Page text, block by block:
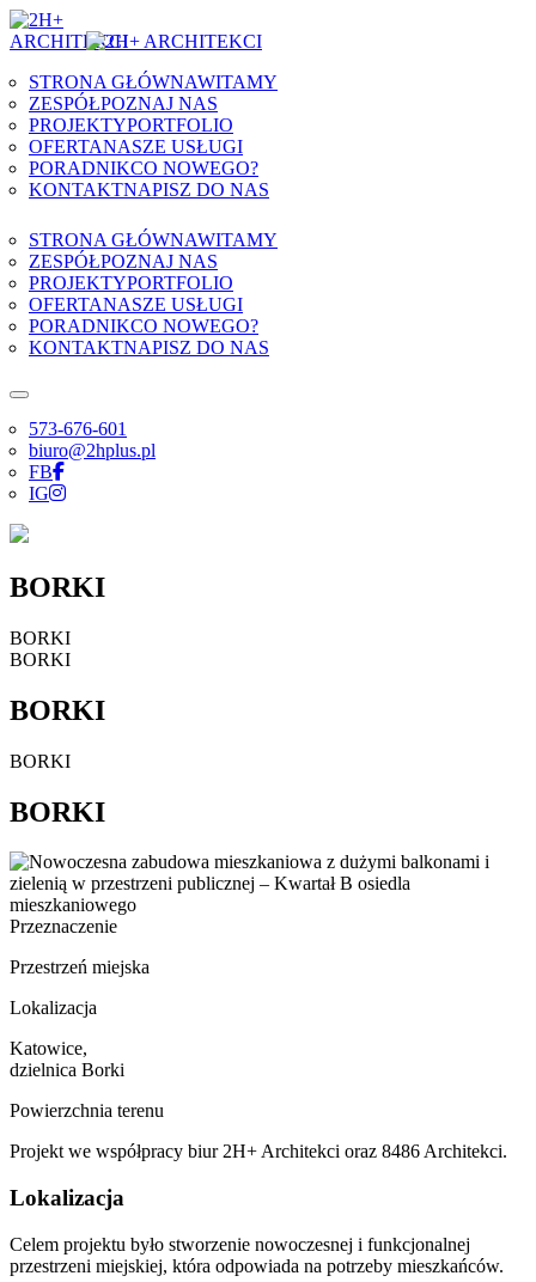
Skip to content
STRONA GŁÓWNAWITAMY
ZESPÓŁPOZNAJ NAS
PROJEKTYPORTFOLIO
OFERTANASZE USŁUGI
PORADNIKCO NOWEGO?
KONTAKTNAPISZ DO NAS
STRONA GŁÓWNAWITAMY
ZESPÓŁPOZNAJ NAS
PROJEKTYPORTFOLIO
OFERTANASZE USŁUGI
PORADNIKCO NOWEGO?
KONTAKTNAPISZ DO NAS
573-676-601
biuro@2hplus.pl
FB
IG
BORKI
BORKI
BORKI
BORKI
BORKI
BORKI
Przeznaczenie
Przestrzeń miejska
Lokalizacja
Katowice,
dzielnica Borki
Powierzchnia terenu
Projekt we współpracy biur 2H+ Architekci oraz 8486 Architekci.
Lokalizacja
Celem projektu było stworzenie nowoczesnej i funkcjonalnej
przestrzeni miejskiej, która odpowiada na potrzeby mieszkańców.